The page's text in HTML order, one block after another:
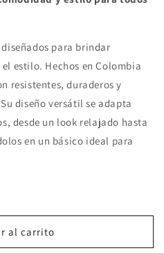
para brindar
estilo. Hechos en Colombia
resistentes, duraderos y
diseño versátil se adapta
desde un look relajado hasta
en un básico ideal para
al carrito